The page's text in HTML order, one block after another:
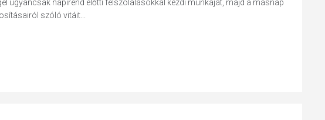
ugyancsak napirend előtti felszólalásokkal kezdi munkáját, majd a másnap
szóló vitáit...